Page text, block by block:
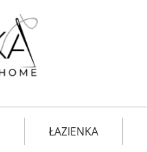
ŁAZIENKA